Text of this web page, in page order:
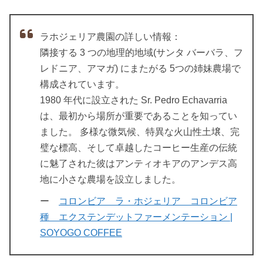
ラホジェリア農園の詳しい情報：
隣接する 3 つの地理的地域(サンタ バーバラ、フ
レドニア、アマガ) にまたがる 5つの姉妹農場で
構成されています。
1980 年代に設立された Sr. Pedro Echavarria
は、最初から場所が重要であることを知ってい
ました。 多様な微気候、特異な火山性土壌、完
璧な標高、そして卓越したコーヒー生産の伝統
に魅了された彼はアンティオキアのアンデス高
地に小さな農場を設立しました。
ー
コロンビア ラ・ホジェリア コロンビア
種 エクステンデットファーメンテーション |
SOYOGO COFFEE